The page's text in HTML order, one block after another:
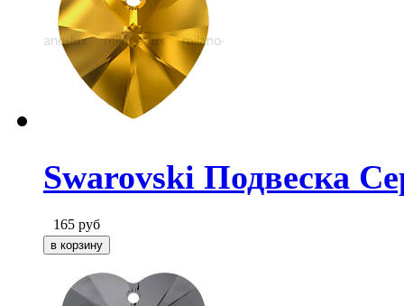
Swarovski Подвеска
165 руб